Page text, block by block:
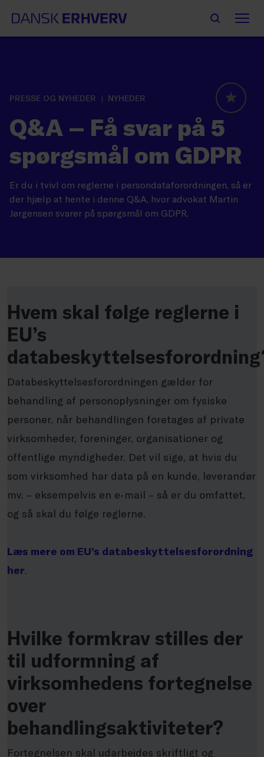
PRESSE OG NYHEDER
NYHEDER
Q&A – Få svar på 5
spørgsmål om GDPR
Er du i tvivl om reglerne i persondataforordningen, så er
der hjælp at hente i denne Q&A, hvor advokat Martin
Jørgensen svarer på spørgsmål om GDPR.
Hvem skal følge reglerne i
EU’s
Databeskyttelsesforordningen gælder for
behandling af personoplysninger om fysiske
personer, når behandlingen foretages af private
virksomheder, foreninger, organisationer og
offentlige myndigheder. Det vil sige, at hvis du
som virksomhed har data på en kunde, leverandør
mv. – eksempelvis en e-mail – så er du omfattet,
og så skal du følge reglerne.
Læs mere om EU’s databeskyttelsesforordning
her.
Hvilke formkrav stilles der
til udformning af
virksomhedens fortegnelse
over
behandlingsaktiviteter?
Fortegnelsen skal udarbejdes skriftligt og